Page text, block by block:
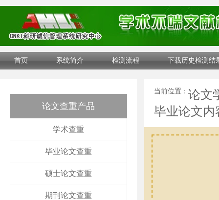
首页 系统简介 检测流程 下载历史检测结
论文查重产品
学术查重
毕业论文查重
硕士论文查重
期刊论文查重
当前位置： 论文
毕业论文内